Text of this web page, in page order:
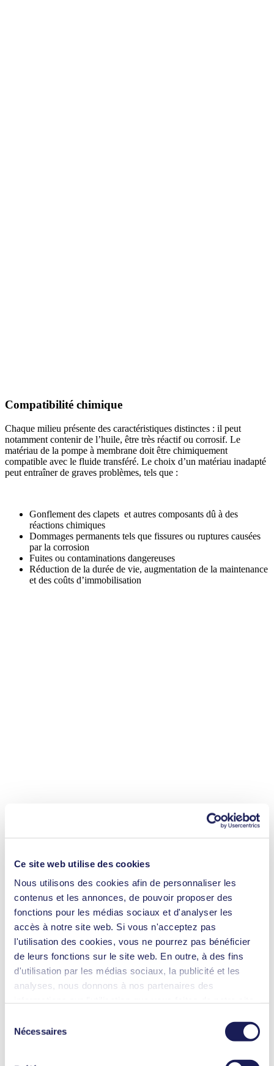
Ce site web utilise des cookies
Nous utilisons des cookies afin de personnaliser les
contenus et les annonces, de pouvoir proposer des
fonctions pour les médias sociaux et d'analyser les
accès à notre site web. Si vous n'acceptez pas
l'utilisation des cookies, vous ne pourrez pas bénéficier
de leurs fonctions sur le site web. En outre, à des fins
d'utilisation par les médias sociaux, la publicité et les
analyses, nous donnons à nos partenaires des
informations à d'autres données que vous leur avez
fournies ou qu'ils ont collectées dans le cadre de votre
utilisation des services. Vous pouvez à tout moment
Nécessaires
Compatibilité chimique
Chaque milieu présente des caractéristiques distinctes : il peut
notamment contenir de l’huile, être très réactif ou corrosif. Le
matériau de la pompe à membrane doit être chimiquement
compatible avec le fluide transféré. Le choix d’un matériau inadapté
peut entraîner de graves problèmes, tels que :
Gonflement des clapets et autres composants dû à des
réactions chimiques
Dommages permanents tels que fissures ou ruptures causées
par la corrosion
Fuites ou contaminations dangereuses
Réduction de la durée de vie, augmentation de la maintenance
et des coûts d’immobilisation